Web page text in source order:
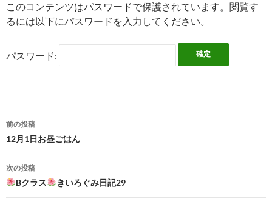
このコンテンツはパスワードで保護されています。閲覧す
るには以下にパスワードを入力してください。
パスワード:
投
稿
ナ
前の投稿
12月1日お昼ごはん
次の投稿
Bクラス きいろぐみ日記29